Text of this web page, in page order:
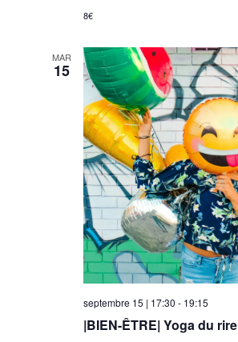
8€
MAR
15
|BIEN-ÊTRE| Yoga du rire
septembre 15 | 17:30 - 19:15